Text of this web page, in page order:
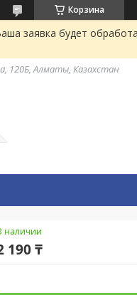
Корзина
заявка будет
120Б, Алматы, Казахстан
наличии
190 ₸